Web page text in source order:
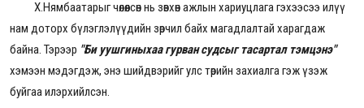
Х.Нямбаатарыг чөлөөлсөн нь зөвхөн ажлын хариуцлага гэхээсээ илүү
нам доторх бүлэглэлүүдийн зөрчил байх магадлалтай харагдаж
байна. Тэрээр "Би уушгиныхаа гурван судсыг тасартал тэмцэнэ"
хэмээн мэдэгдэж, энэ шийдвэрийг улс төрийн захиалга гэж үзэж
буйгаа илэрхийлсэн.